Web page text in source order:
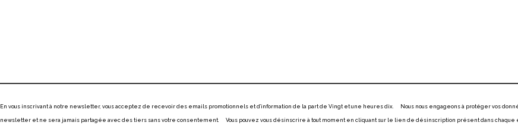
En vous inscrivant à notre newsletter, vous acceptez de recevoir des emails promotionnels et d’information de la part de Vingt et une heures dix. Nous nous engageons à protéger vos
newsletter et ne sera jamais partagée avec des tiers sans votre consentement. Vous pouvez vous désinscrire à tout moment en cliquant sur le lien de désinscription présent dans chaque